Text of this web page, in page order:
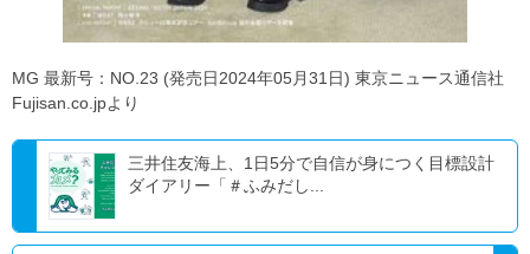
MG 最新号：NO.23 (発売日2024年05月31日) 東京ニュース通信社
Fujisan.co.jpより
三井住友海上、1日5分で自信が身につく目標設計
ダイアリー「＃ふみだし...